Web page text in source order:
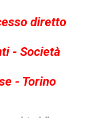
diretto
- Società
- Torino